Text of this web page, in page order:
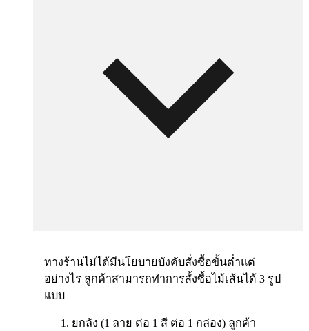
ทางร้านไม่ได้มีนโยบายบังคับสั่งซื้อขั้นต่ำแต่
อย่างไร ลูกค้าสามารถทำการสั้งซื้อไม้เส้นได้ 3 รูป
แบบ
ยกลัง (1 ลาย ต่อ 1 สี ต่อ 1 กล่อง) ลูกค้า